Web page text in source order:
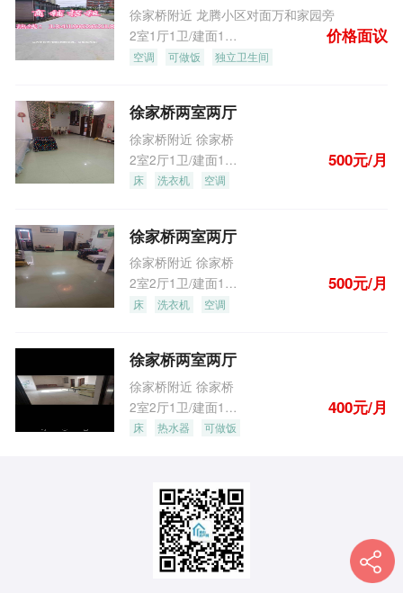
徐家桥附近 龙腾小区对面万和家园旁
2室1厅1卫/建面100.0m
价格面议
空调 可做饭 独立卫生间
徐家桥两室两厅
徐家桥附近 徐家桥
2室2厅1卫/建面100.0m
500元/月
床 洗衣机 空调
徐家桥两室两厅
徐家桥附近 徐家桥
2室2厅1卫/建面100.0m
500元/月
床 洗衣机 空调
徐家桥两室两厅
徐家桥附近 徐家桥
2室2厅1卫/建面100.0m
400元/月
床 热水器 可做饭